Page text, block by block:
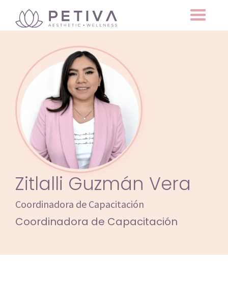
Zitlalli Guzmán Vera
Coordinadora de Capacitación
Coordinadora de Capacitación